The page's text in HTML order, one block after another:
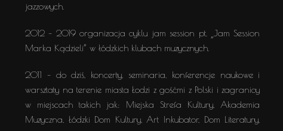
jazzowych.
2012 – 2019 organizacja cyklu jam session pt. „Jam Session
Marka Kądzieli” w łódzkich klubach muzycznych.
2011 – do dziś, koncerty, seminaria, konferencje naukowe i
warsztaty na terenie miasta Łodzi z gośćmi z Polski i zagranicy
w miejscach takich jak: Miejska Strefa Kultury, Akademia
Muzyczna, Łódzki Dom Kultury, Art Inkubator, Dom Literatury,